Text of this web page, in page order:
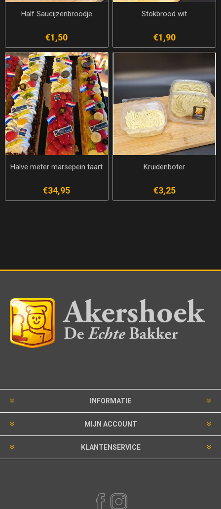
Half Saucijzenbroodje
€1,50
Stokbrood wit
€1,90
Halve meter marsepein taart
€34,95
Kruidenboter
€3,25
INFORMATIE
MIJN ACCOUNT
KLANTENSERVICE